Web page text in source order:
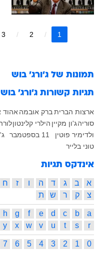
1
2
3
תמונות של ג'ורג' בוש
תגיות קשורות ג'ורג' בוש
ארצות הבריתברק אובמה אהוד
סוריהג'ון מקיין הילרי קלינטון
ולדימיר פוטין
11 בספטמבר
טוני בלייר
אינדקס תגיות
א ב ג ד ה ו ז ח
צ
ק ר ש ת
a
b
c
d
e
f
g
h
r
s
t
u
v
w
x
y
0
1
2
3
4
5
6
7